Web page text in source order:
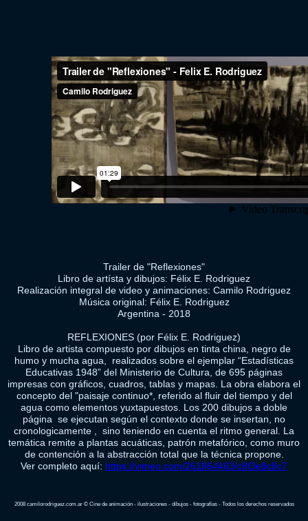
Trailer de "Reflexiones"
Libro de artísta y dibujos: Félix E. Rodriguez
Realización integral de video y animaciones: Camilo Rodriguez
Música original: Félix E. Rodriguez
Argentina - 2018
REFLEXIONES (por Félix E. Rodriguez)
Libro de artista compuesto por dibujos en tinta china, negro de
humo y mucha agua, realizados sobre el ejemplar “Estadísticas
Educativas 1948” del Ministerio de Cultura, de 695 páginas
impresas con gráficos, cuadros, tablas y mapas. La obra elabora el
concepto del "paisaje continuo*, referido al fluir del tiempo y del
agua como elementos yuxtapuestos. Los 200 dibujos a doble
página se ejecutan según el contexto donde se insertan, no
cronologicamente , sino teniendo en cuenta el ritmo general. La
temática remite a plantas acuáticas, patrón metafórico, como muro
de contención a la abstracción total que la técnica propone.
Ver completo aquí: https://vimeo.com/261864463/c8f3e8c8c7
2008 camilorodriguez.com.ar © Cine de animación - ilustraciones - dibujos - fotografías - Todos los derechos reservados